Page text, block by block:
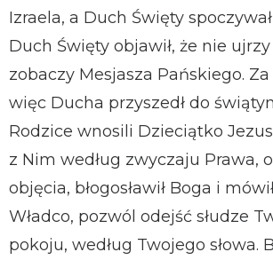
Izraela, a Duch Święty
Duch Święty objawił, że nie
zobaczy Mesjasza Pańskiego.
więc Ducha przyszedł do
Rodzice wnosili Dzieciątko
z Nim według zwyczaju Prawa,
objęcia, błogosławił Boga i
Władco, pozwól odejść słudze
pokoju, według Twojego słowa.